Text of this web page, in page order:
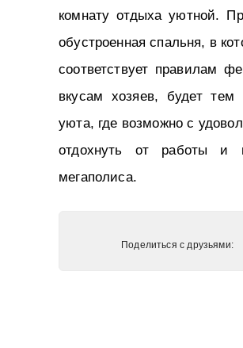
комнату отдыха уютной.
обустроенная спальня, в
соответствует правилам
вкусам хозяев, будет тем
уюта, где возможно с
отдохнуть от работы и
мегаполиса.
Поделиться с друзьями: